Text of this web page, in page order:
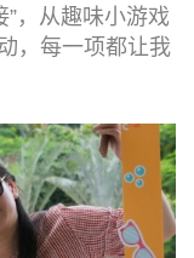
，从趣味小游戏
，每一项都让我